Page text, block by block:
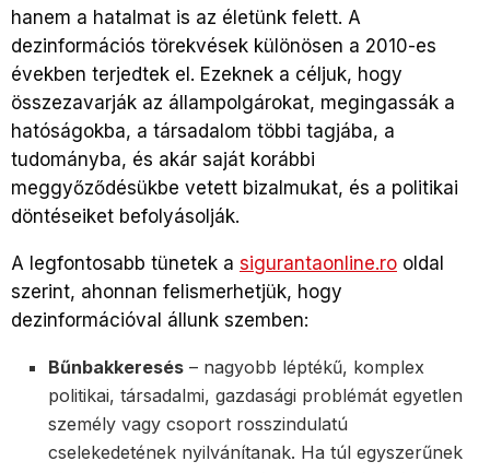
hanem a hatalmat is az életünk felett. A
dezinformációs törekvések különösen a 2010-es
években terjedtek el. Ezeknek a céljuk, hogy
összezavarják az állampolgárokat, megingassák a
hatóságokba, a társadalom többi tagjába, a
tudományba, és akár saját korábbi
meggyőződésükbe vetett bizalmukat, és a politikai
döntéseiket befolyásolják.
A legfontosabb tünetek a sigurantaonline.ro oldal
szerint, ahonnan felismerhetjük, hogy
dezinformációval állunk szemben:
Bűnbakkeresés – nagyobb léptékű, komplex
politikai, társadalmi, gazdasági problémát egyetlen
személy vagy csoport rosszindulatú
cselekedetének nyilvánítanak. Ha túl egyszerűnek